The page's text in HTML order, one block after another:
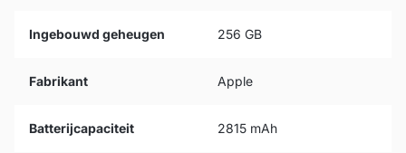
Ingebouwd geheugen 256 GB
Fabrikant Apple
Batterijcapaciteit 2815 mAh